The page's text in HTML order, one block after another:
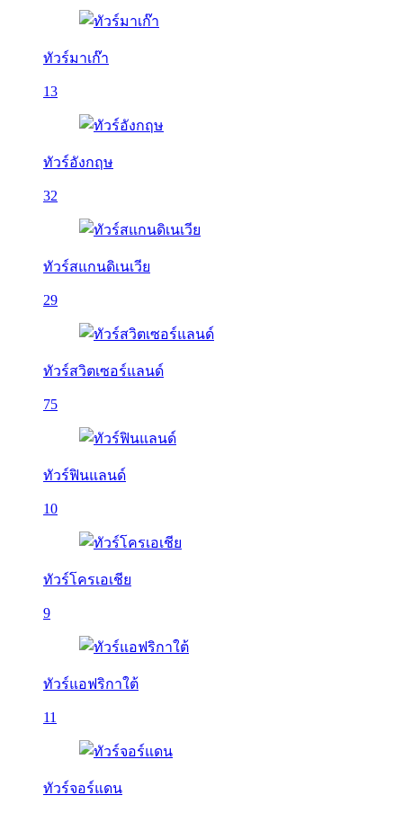
ทัวร์มาเก๊า
13
ทัวร์อังกฤษ
32
ทัวร์สแกนดิเนเวีย
29
ทัวร์สวิตเซอร์แลนด์
75
ทัวร์ฟินแลนด์
10
ทัวร์โครเอเชีย
9
ทัวร์แอฟริกาใต้
11
ทัวร์จอร์แดน